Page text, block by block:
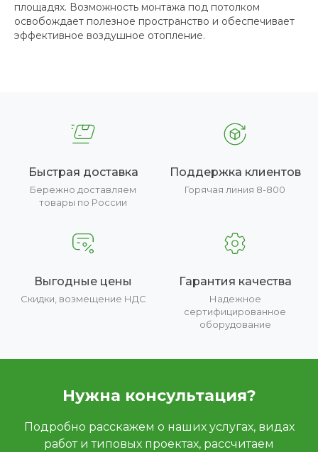
площадях. Возможность монтажa под потолком
освобождает полезное пространство и обеспечивает
эффективное воздушное отопление.
Быстрая доставка
Бережно доставляем
товары по России
Поддержка клиентов
Горячая линия 8-800
Выгодные цены
Скидки, возмещение НДС
Гарантия качества
Надежное
сертифицированное
оборудование
Нужна консультация?
Подробно расскажем о наших услугах, видах
работ и типовых проектах, рассчитаем